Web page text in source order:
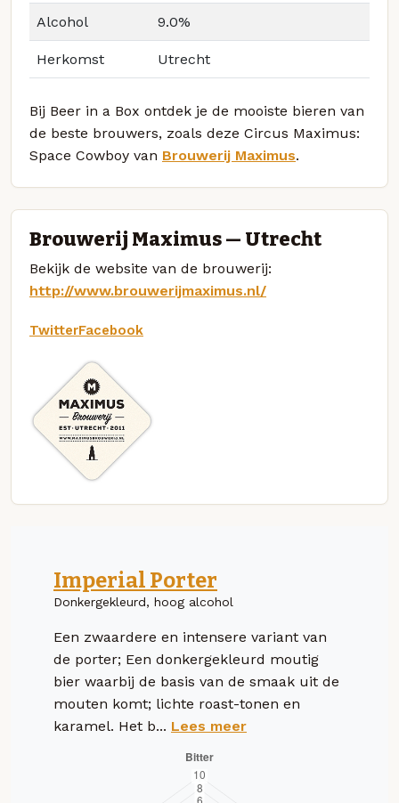
Alcohol 9.0%
Herkomst Utrecht
Bij Beer in a Box ontdek je de mooiste bieren van
de beste brouwers, zoals deze Circus Maximus:
Space Cowboy van Brouwerij Maximus.
Brouwerij Maximus — Utrecht
Bekijk de website van de brouwerij:
http://www.brouwerijmaximus.nl/
TwitterFacebook
Imperial Porter
Donkergekleurd, hoog alcohol
Een zwaardere en intensere variant van
de porter; Een donkergekleurd moutig
bier waarbij de basis van de smaak uit de
mouten komt; lichte roast-tonen en
karamel. Het b... Lees meer